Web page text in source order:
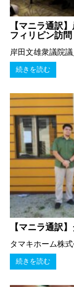
【マニラ通訳
フィリピン訪問
岸田文雄衆議院
続きを読む
【マニラ通訳
タマキホーム株
続きを読む